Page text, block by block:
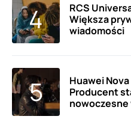
RCS
Większa
wiadomości
Huawei
Producent